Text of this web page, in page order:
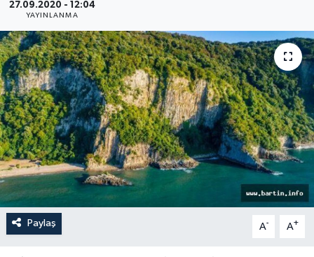
27.09.2020 - 12:04
YAYINLANMA
Paylaş A- A+
Medya
Sağlık
Sinema
Sivil Toplum
Siyaset
Spor
Tarım